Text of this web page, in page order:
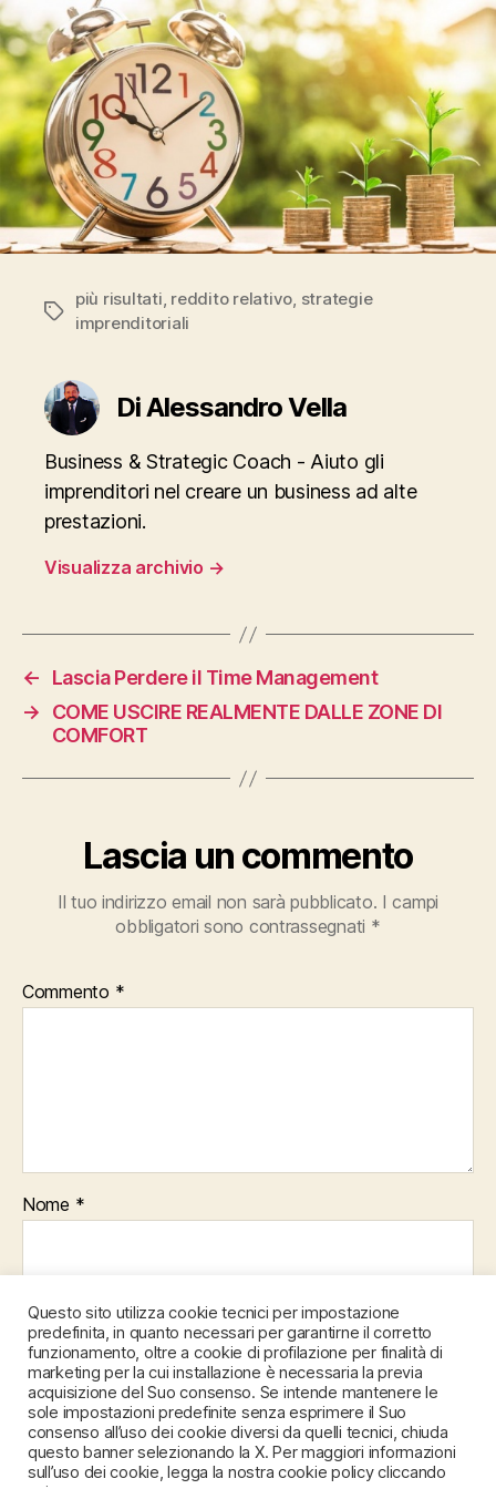
Tag
più risultati, reddito relativo, strategie
imprenditoriali
Di Alessandro Vella
Business & Strategic Coach - Aiuto gli
imprenditori nel creare un business ad alte
prestazioni.
Visualizza archivio →
←
Lascia Perdere il Time Management
→
COME USCIRE REALMENTE DALLE ZONE DI
COMFORT
Lascia un commento
Il tuo indirizzo email non sarà pubblicato. I campi
obbligatori sono contrassegnati *
Commento *
Nome *
Email*
Sito web
Questo sito utilizza cookie tecnici per impostazione
predefinita, in quanto necessari per garantirne il corretto
funzionamento, oltre a cookie di profilazione per finalità di
marketing per la cui installazione è necessaria la previa
acquisizione del Suo consenso. Se intende mantenere le
sole impostazioni predefinite senza esprimere il Suo
consenso all’uso dei cookie diversi da quelli tecnici, chiuda
questo banner selezionando la X. Per maggiori informazioni
sull’uso dei cookie, legga la nostra cookie policy cliccando